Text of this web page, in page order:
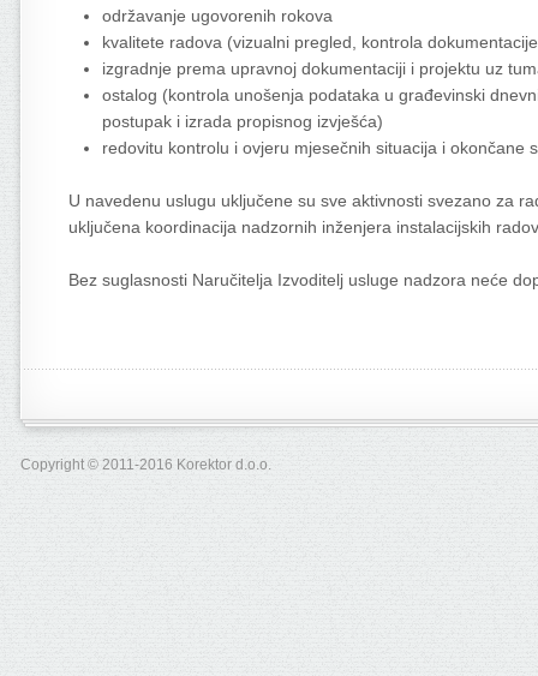
održavanje ugovorenih rokova
kvalitete radova (vizualni pregled, kontrola
izgradnje prema upravnoj dokumentaciji i projektu uz
ostalog (kontrola unošenja podataka u građevinski
postupak i izrada propisnog izvješća)
redovitu kontrolu i ovjeru mjesečnih situacija i okončane
U navedenu uslugu uključene su sve aktivnosti svezano za
uključena koordinacija nadzornih inženjera instalacijskih
Bez suglasnosti Naručitelja Izvoditelj usluge nadzora neće
Copyright © 2011-2016 Korektor d.o.o.